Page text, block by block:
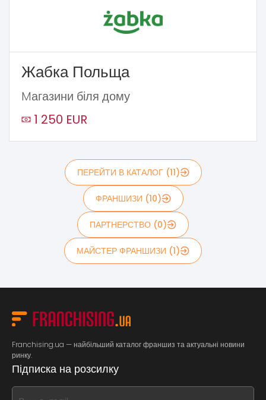
Жабка Польща
Mагазини біля дому
1 250 EUR
ПЕРЕЙТИ В КАТАЛОГ (11)
ФРАНШИЗИ (10)
ПАРТНЕРСТВО (0)
МАЙСТЕР ФРАНШИЗИ (1)
Franchising.ua — найбільший каталог франшиз та актуальні новини
ринку.
Підписка на розсилку
If